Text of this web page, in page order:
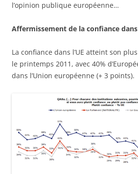
l’opinion publique européenne…
Affermissement de la confiance
La confiance dans l’UE atteint son
le printemps 2011, avec 40%
dans l’Union européenne (+ 3 points).